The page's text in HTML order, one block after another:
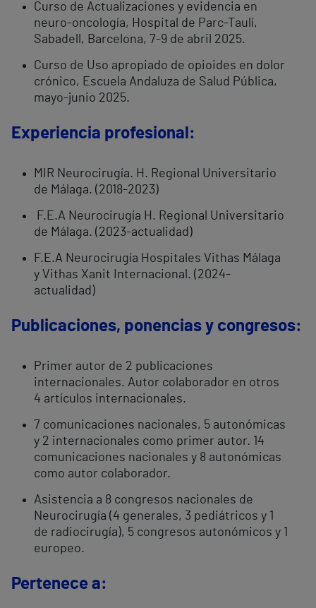
Curso de Actualizaciones y evidencia en
neuro-oncología, Hospital de Parc-Taulí,
Sabadell, Barcelona, 7-9 de abril 2025.
Curso de Uso apropiado de opioides en dolor
crónico, Escuela Andaluza de Salud Pública,
mayo-junio 2025.
Experiencia profesional:
MIR Neurocirugía. H. Regional Universitario
de Málaga. (2018-2023)
F.E.A Neurocirugía H. Regional Universitario
de Málaga. (2023-actualidad)
F.E.A Neurocirugía Hospitales Vithas Málaga
y Vithas Xanit Internacional. (2024-
actualidad)
Publicaciones, ponencias y congresos:
Primer autor de 2 publicaciones
internacionales. Autor colaborador en otros
4 artículos internacionales.
7 comunicaciones nacionales, 5 autonómicas
y 2 internacionales como primer autor. 14
comunicaciones nacionales y 8 autonómicas
como autor colaborador.
Asistencia a 8 congresos nacionales de
Neurocirugía (4 generales, 3 pediátricos y 1
de radiocirugía), 5 congresos autonómicos y 1
europeo.
Pertenece a: